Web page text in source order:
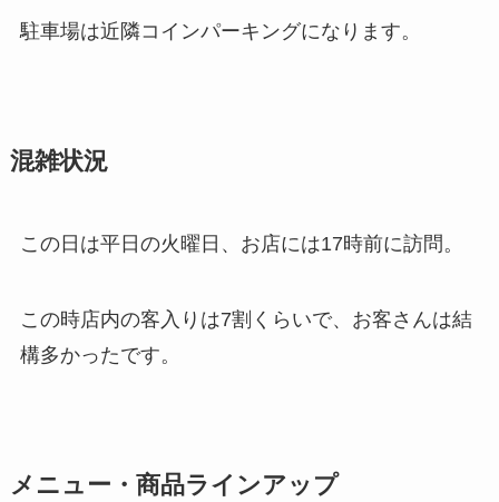
駐車場は近隣コインパーキングになります。
混雑状況
この日は平日の火曜日、お店には17時前に訪問。
この時店内の客入りは7割くらいで、お客さんは結
構多かったです。
メニュー・商品ラインアップ